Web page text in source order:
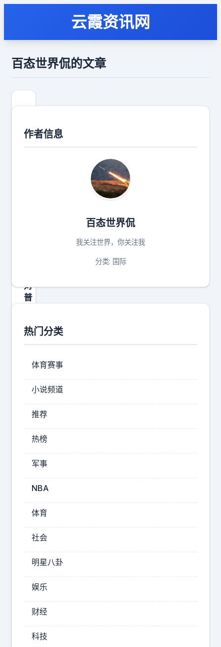
云霞资讯网
百态世界侃的文章
对
普
统
非
失
望
】
当
地
时
间
9
月
日
出
一
播
目
，
特
朗
作者信息
百态世界侃
我关注世界，你关注我
分类: 国际
热门分类
体育赛事
小说频道
推荐
热榜
军事
NBA
体育
社会
明星八卦
娱乐
财经
科技